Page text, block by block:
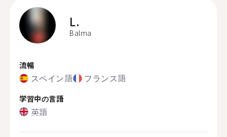
L.
Balma
流暢
スペイン語 フランス語
学習中の言語
英語